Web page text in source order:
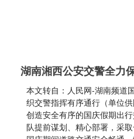
湖南湘西公安交警全力
本文转自：人民网-湖南频道
织交警指挥有序通行（单位
创造安全有序的国庆假期出
队提前谋划、精心部署，采